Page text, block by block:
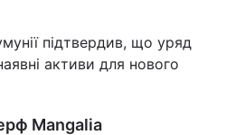
підтвердив, що уряд
активи для нового
Mangalia